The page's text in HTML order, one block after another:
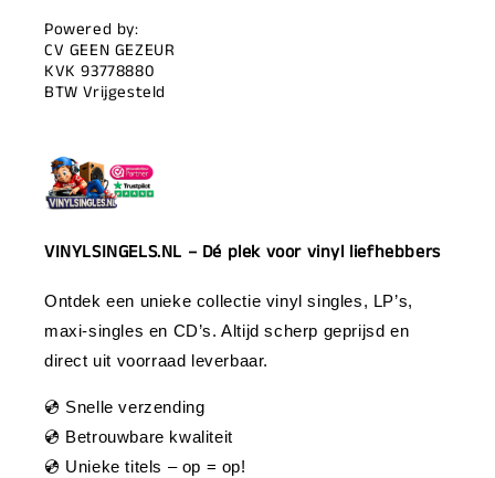
Powered by:
CV GEEN GEZEUR
KVK 93778880
BTW Vrijgesteld
VINYLSINGELS.NL – Dé plek voor vinyl liefhebbers
Ontdek een unieke collectie vinyl singles, LP’s,
maxi-singles en CD’s. Altijd scherp geprijsd en
direct uit voorraad leverbaar.
💿 Snelle verzending
💿 Betrouwbare kwaliteit
💿 Unieke titels – op = op!